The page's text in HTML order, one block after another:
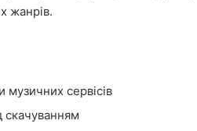
жанрів.
музичних сервісів
скачуванням